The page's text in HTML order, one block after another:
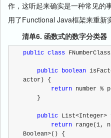
作，这听起来确实是一种常见的
用了Functional Java框架来重新
清单6. 函数式的数字分类器
public class
public boolean
actor) {
return number
    }
public List<Integer>
return range(1,
Boolean>() {